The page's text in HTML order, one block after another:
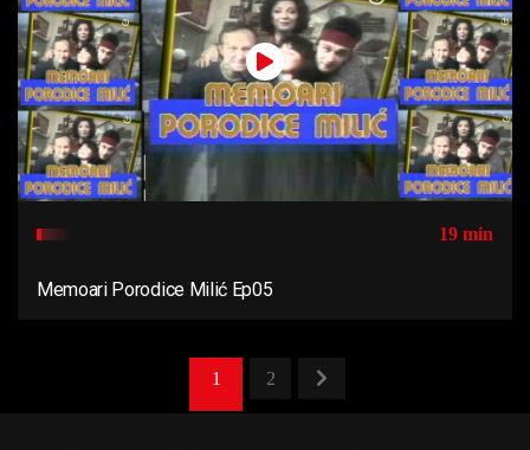
19 min
Memoari Porodice Milić Ep05
1 2